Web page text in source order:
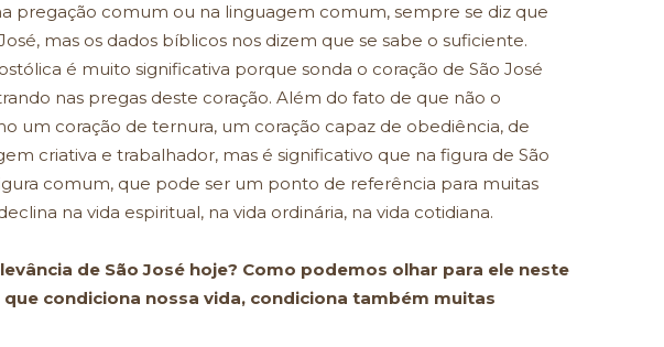
pregação comum ou na linguagem comum, sempre se diz que
mas os dados bíblicos nos dizem que se sabe o suficiente.
é muito significativa porque sonda o coração de São José
nas pregas deste coração. Além do fato de que não o
um coração de ternura, um coração capaz de obediência, de
criativa e trabalhador, mas é significativo que na figura de São
comum, que pode ser um ponto de referência para muitas
na vida espiritual, na vida ordinária, na vida cotidiana.
de São José hoje? Como podemos olhar para ele neste
condiciona nossa vida, condiciona também muitas